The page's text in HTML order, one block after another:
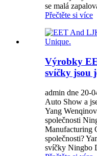
se malá
Přečtěte si více
Výrobky
svíčky jsou
admin dne 20-
Auto Show a
Yang
společnosti
Manufacturing
společnosti?
svíčky Ningbo